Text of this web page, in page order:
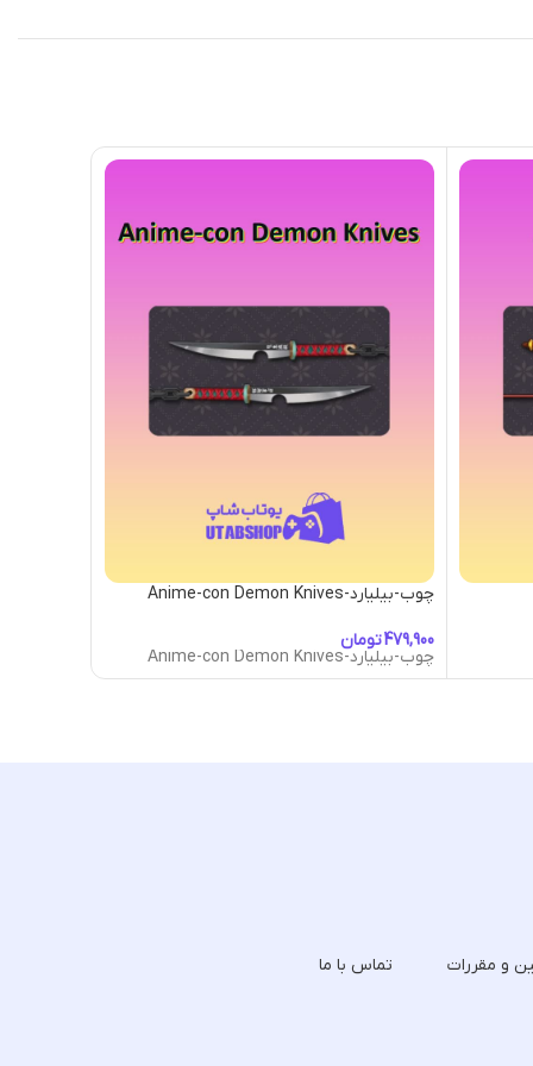
چوب-بیلیارد-Anime-con Demon Knives
تومان
چوب-بیلیارد-Anime-con Demon Knives
و مقررات تماس با ما